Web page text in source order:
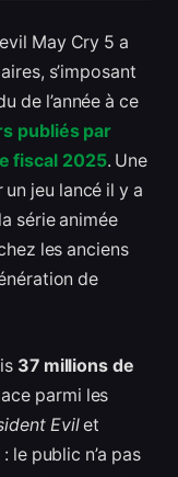
May Cry 5 a
s’imposant
de l’année à ce
publiés par
fiscal 2025. Une
jeu lancé il y a
série animée
les anciens
de
37 millions de
parmi les
Evilet
le public n’a pas